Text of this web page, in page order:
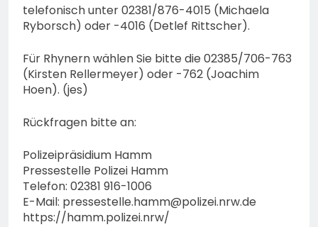
telefonisch unter 02381/876-4015 (Michaela
Ryborsch) oder -4016 (Detlef Rittscher).
Für Rhynern wählen Sie bitte die 02385/706-763
(Kirsten Rellermeyer) oder -762 (Joachim
Hoen). (jes)
Rückfragen bitte an:
Polizeipräsidium Hamm
Pressestelle Polizei Hamm
Telefon: 02381 916-1006
E-Mail: pressestelle.hamm@polizei.nrw.de
https://hamm.polizei.nrw/